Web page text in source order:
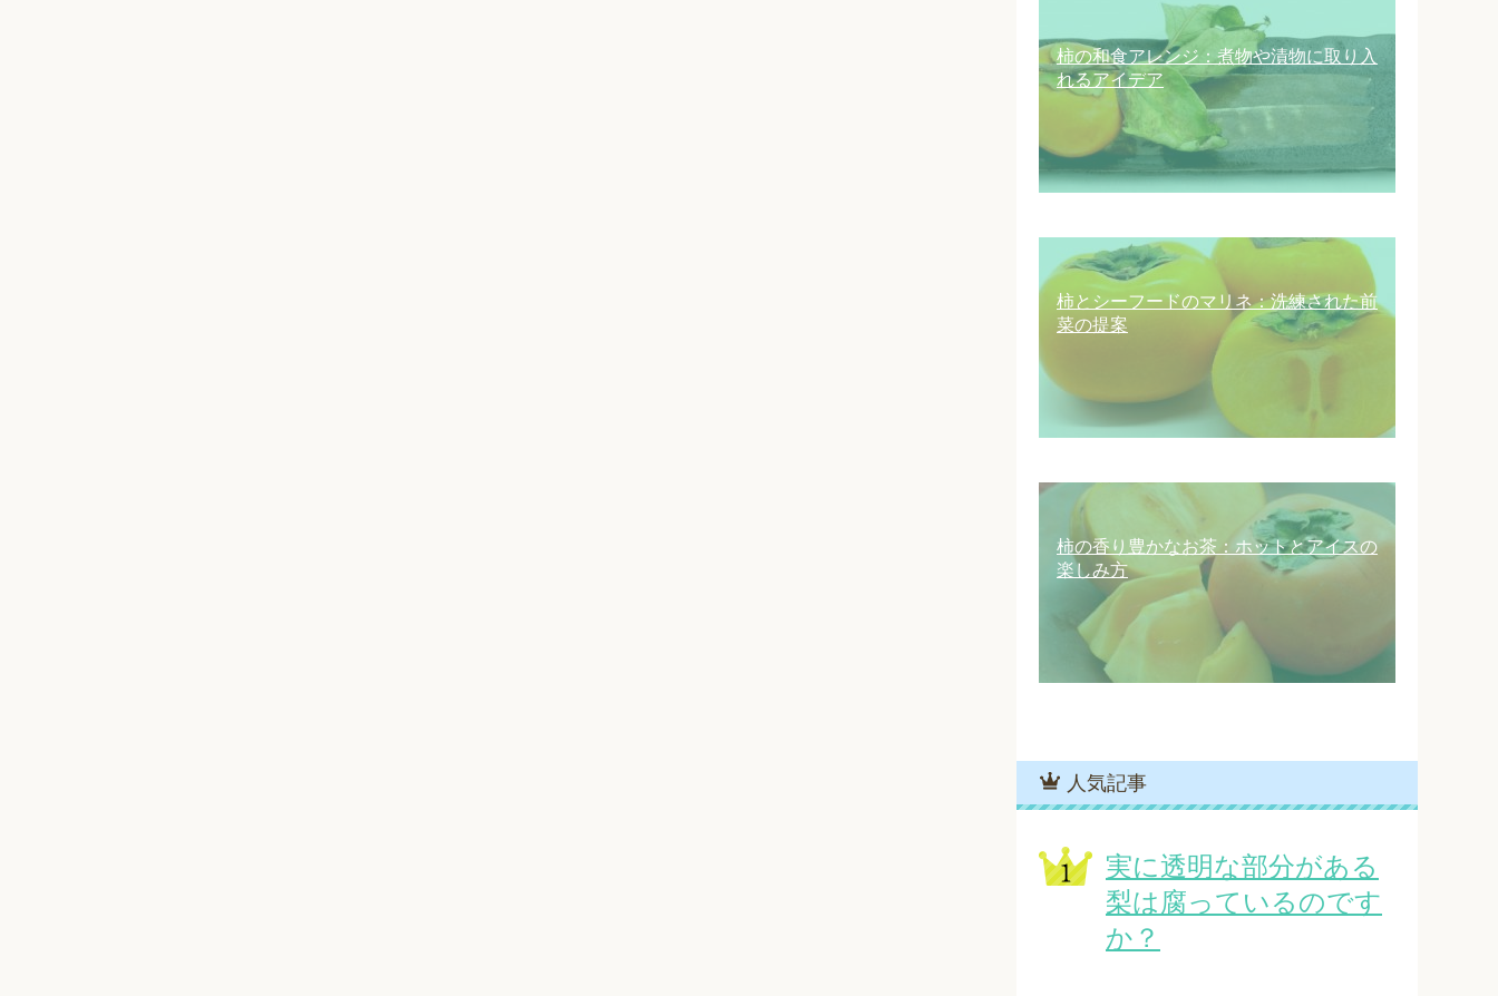
柿の和食アレンジ：煮物や漬物に取り入
れるアイデア
柿とシーフードのマリネ：洗練された前
菜の提案
柿の香り豊かなお茶：ホットとアイスの
楽しみ方
人気記事
実に透明な部分がある
梨は腐っているのです
か？